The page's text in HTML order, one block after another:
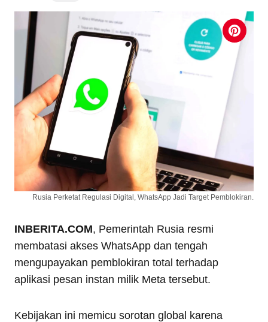
Rusia Perketat Regulasi Digital, WhatsApp Jadi Target Pemblokiran.
INBERITA.COM, Pemerintah Rusia resmi
membatasi akses WhatsApp dan tengah
mengupayakan pemblokiran total terhadap
aplikasi pesan instan milik Meta tersebut.
Kebijakan ini memicu sorotan global karena